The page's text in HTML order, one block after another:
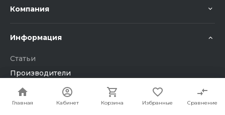
Главная Кабинет Корзина Избранные Сравнение
Главная Кабинет Корзина Избранные Сравнение
Компания
Информация
Статьи
Производители
Помощь